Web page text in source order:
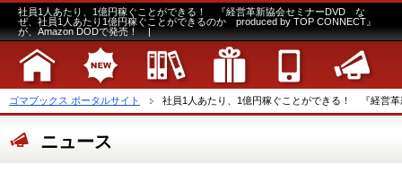
社員1人あたり、1億円稼ぐことができる！ 『経営革新協会セミナーDVD な
ぜ、社員1人あたり1億円稼ぐことができるのか produced by TOP CONNECT』
が、Amazon DODで発売！ |
ゴマブックス ポータルサイト 社員1人あたり、1億円稼ぐことができる！ 『経営
ニュース